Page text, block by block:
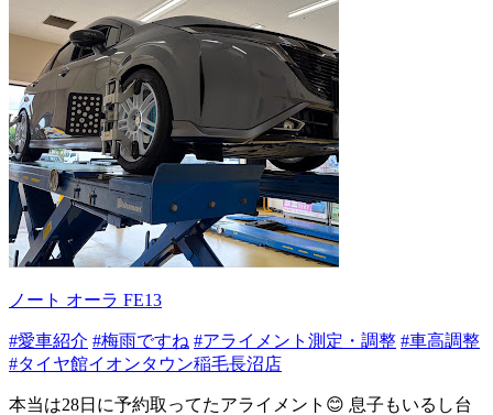
ノート オーラ FE13
#愛車紹介 #梅雨ですね #アライメント測定・調整 #車高調整
#タイヤ館イオンタウン稲毛長沼店
本当は28日に予約取ってたアライメント😊 息子もいるし台